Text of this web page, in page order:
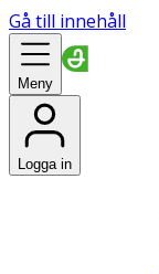
Gå till innehåll
Meny
Logga in